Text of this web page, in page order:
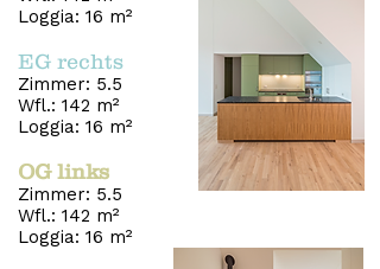
Loggia: 16 m²
EG rechts
Zimmer: 5.5
Wfl.: 142 m²
Loggia: 16 m²​​​​​​​​​​​​​​​​​​​​​
OG links
Zimmer: 5.5
Wfl.: 142 m²
Loggia: 16 m²​​​​​​​​​​